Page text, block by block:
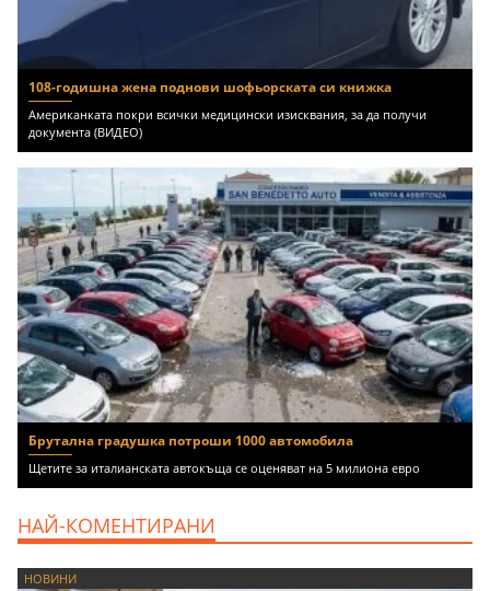
108-годишна жена поднови шофьорската си книжка
Американката покри всички медицински изисквания, за да получи
документа (ВИДЕО)
Брутална градушка потроши 1000 автомобила
Щетите за италианската автокъща се оценяват на 5 милиона евро
НАЙ-КОМЕНТИРАНИ
НОВИНИ